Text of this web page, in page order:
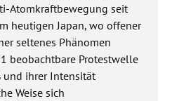
Atomkraftbewegung seit
heutigen Japan, wo offener
seltenes Phänomen
beobachtbare Protestwelle
und ihrer Intensität
Weise sich